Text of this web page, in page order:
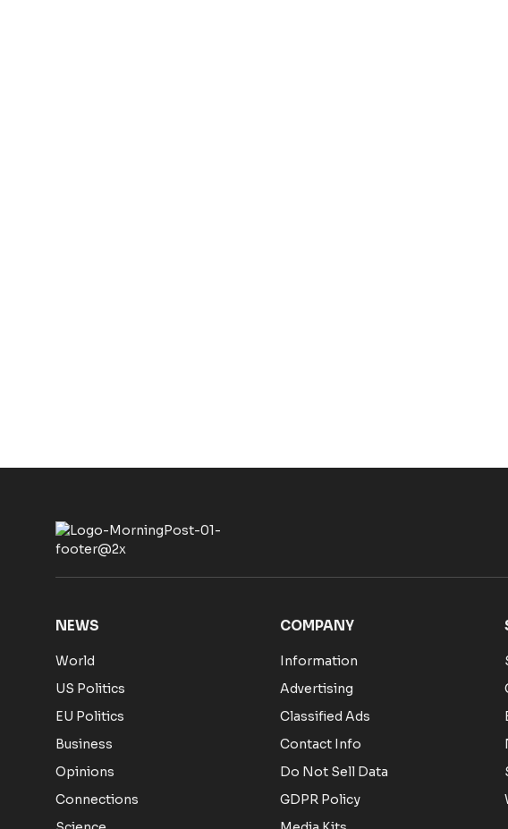
NEWS
World
US Politics
EU Politics
Business
Opinions
Connections
COMPANY
Information
Advertising
Classified Ads
Contact Info
Do Not Sell Data
GDPR Policy